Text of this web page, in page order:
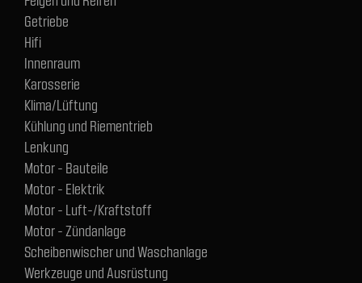
Getriebe
Hifi
Innenraum
Karosserie
Klima/Lüftung
Kühlung und Riementrieb
Lenkung
Motor - Bauteile
Motor - Elektrik
Motor - Luft-/Kraftstoff
Motor - Zündanlage
Scheibenwischer und Waschanlage
Werkzeuge und Ausrüstung